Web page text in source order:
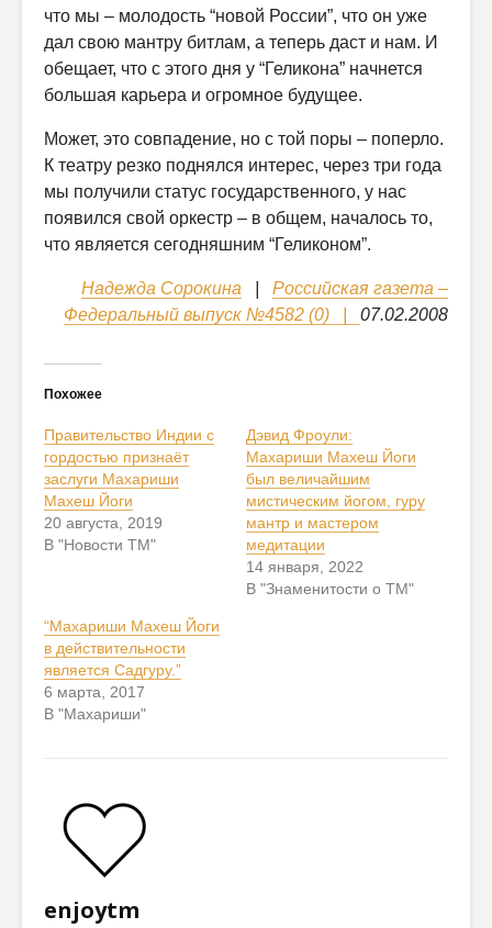
что мы – молодость “новой России”, что он уже
дал свою мантру битлам, а теперь даст и нам. И
обещает, что с этого дня у “Геликона” начнется
большая карьера и огромное будущее.
Может, это совпадение, но с той поры – поперло.
К театру резко поднялся интерес, через три года
мы получили статус государственного, у нас
появился свой оркестр – в общем, началось то,
что является сегодняшним “Геликоном”.
Надежда Сорокина
Российская газета –
Федеральный выпуск №4582 (0) | 07.02.2008
Похожее
Правительство Индии с
гордостью признаёт
заслуги Махариши
Махеш Йоги
20 августа, 2019
В "Новости ТМ"
Дэвид Фроули:
Махариши Махеш Йоги
был величайшим
мистическим йогом, гуру
мантр и мастером
медитации
14 января, 2022
В "Знаменитости о ТМ"
“Махариши Махеш Йоги
в действительности
является Садгуру.”
6 марта, 2017
В "Махариши"
enjoytm